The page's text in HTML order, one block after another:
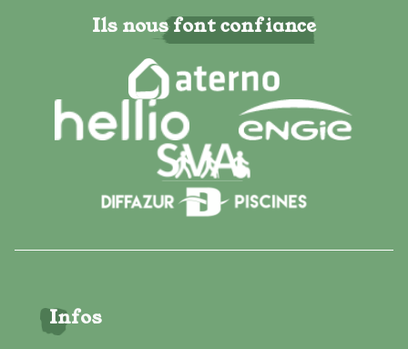
Ils nous font confiance
Infos